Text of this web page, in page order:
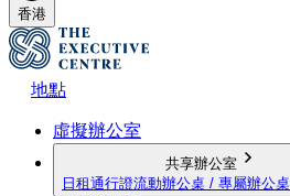
香港
地點
虛擬辦公室
共享辦公室
日租通行證流動辦公桌 / 專屬辦公桌